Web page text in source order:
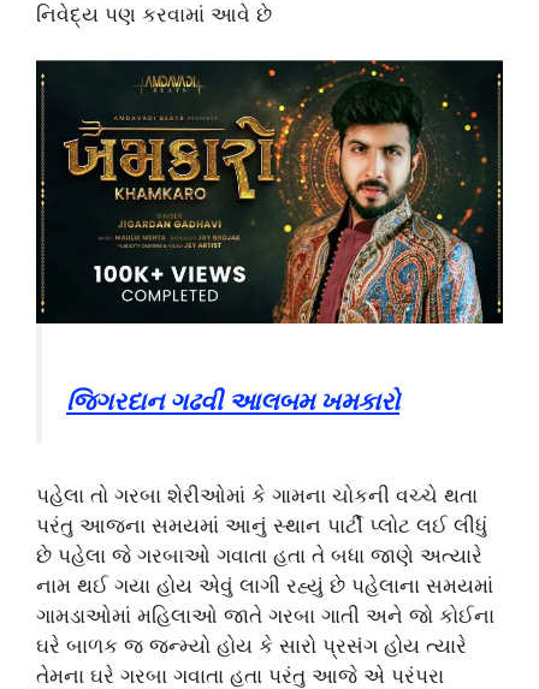
નિવેદ્ય પણ કરવામાં આવે છે
જિગરદાન ગઢવી આલબમ ખમકારો
પહેલા તો ગરબા શેરીઓમાં કે ગામના ચોકની વચ્ચે થતા
પરંતુ આજના સમયમાં આનું સ્થાન પાર્ટી પ્લોટ લઈ લીધું
છે પહેલા જે ગરબાઓ ગવાતા હતા તે બધા જાણે અત્યારે
નામ થઈ ગયા હોય એવું લાગી રહ્યું છે પહેલાના સમયમાં
ગામડાઓમાં મહિલાઓ જાતે ગરબા ગાતી અને જો કોઈના
ઘરે બાળક જ જન્મ્યો હોય કે સારો પ્રસંગ હોય ત્યારે
તેમના ઘરે ગરબા ગવાતા હતા પરંતુ આજે એ પરંપરા